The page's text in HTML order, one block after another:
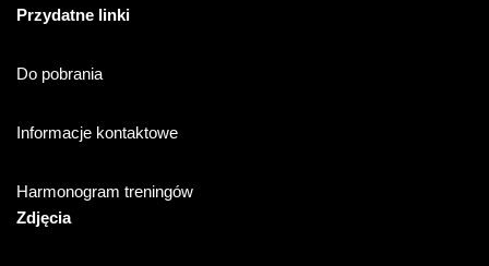
Przydatne linki
Do pobrania
Informacje kontaktowe
Harmonogram treningów
Zdjęcia